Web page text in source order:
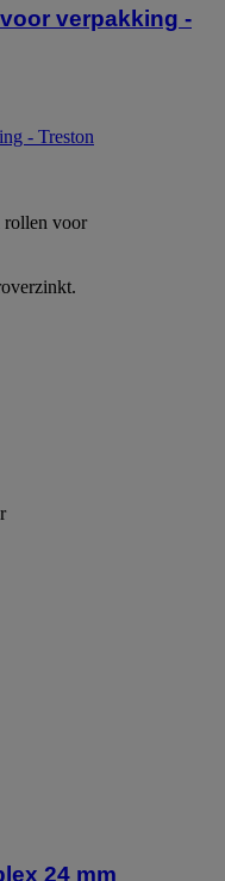
verpakking -
- Treston
rollen voor
24 mm